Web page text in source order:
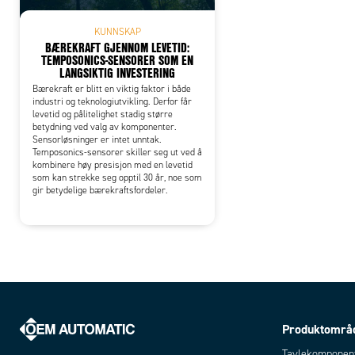
KUNNSKAP
BÆREKRAFT GJENNOM LEVETID:
TEMPOSONICS-SENSORER SOM EN
LANGSIKTIG INVESTERING
Bærekraft er blitt en viktig faktor i både
industri og teknologiutvikling. Derfor får
levetid og pålitelighet stadig større
betydning ved valg av komponenter.
Sensorløsninger er intet unntak.
Temposonics-sensorer skiller seg ut ved å
kombinere høy presisjon med en levetid
som kan strekke seg opptil 30 år, noe som
gir betydelige bærekraftsfordeler.